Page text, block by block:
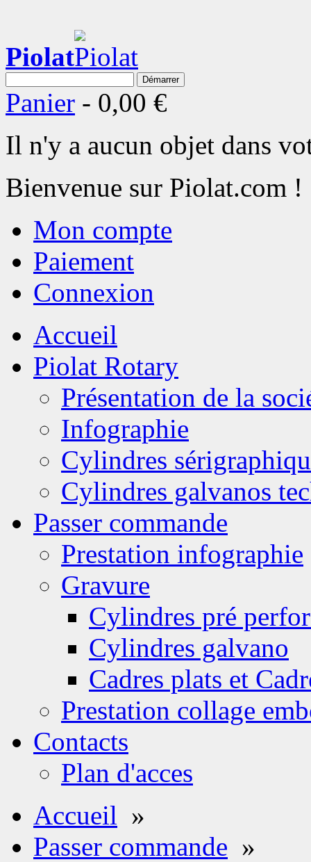
Piolat
Démarrer
Panier - 0,00 €
Il n'y a aucun objet dans
Bienvenue sur Piolat.com !
Mon compte
Paiement
Connexion
Accueil
Piolat Rotary
Présentation de la
Infographie
Cylindres
Cylindres galvanos
Passer commande
Prestation infographie
Gravure
Cylindres pré
Cylindres galvano
Cadres plats et
Prestation collage
Contacts
Plan d'acces
Accueil »
Passer commande »